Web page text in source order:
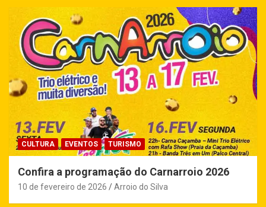
CULTURA EVENTOS TURISMO
Confira a programação do Carnarroio 2026
10 de fevereiro de 2026 Arroio do Silva